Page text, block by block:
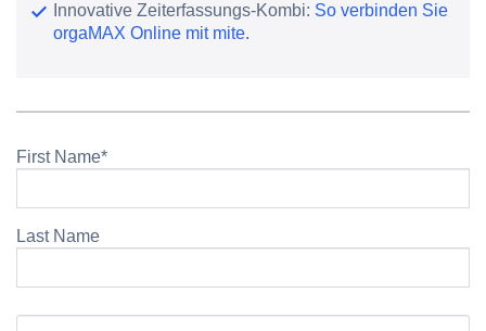
Innovative Zeiterfassungs-Kombi: So verbinden Sie
orgaMAX Online mit mite.
First Name*
Last Name